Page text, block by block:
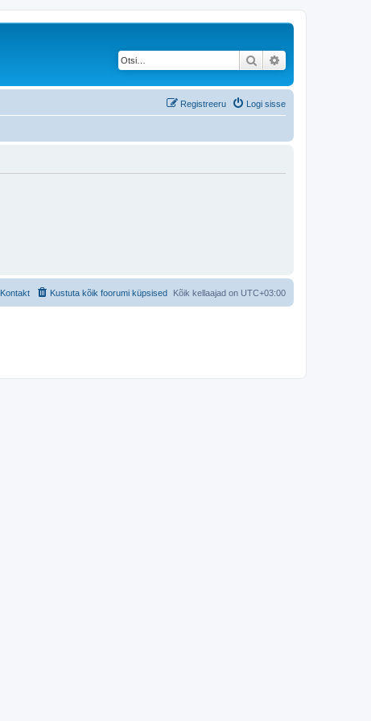
Otsi
Logi sisse
Registreeru
Kõik kellaajad on UTC+03:00
Kustuta kõik foorumi küpsised
Kontakt